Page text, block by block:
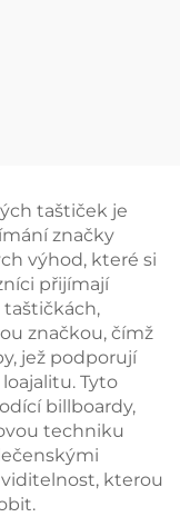
taštiček je
značky
výhod, které si
přijímají
značkou, čímž
jež podporují
Tyto
billboardy,
techniku
kterou